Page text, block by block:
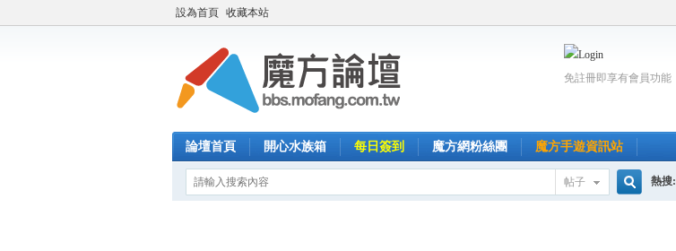
設為首頁 收藏本站
免註冊即享有會員功能
論壇首頁 開心水族箱 每日簽到 魔方網粉絲團 魔方手遊資訊站
帖子 熱搜: